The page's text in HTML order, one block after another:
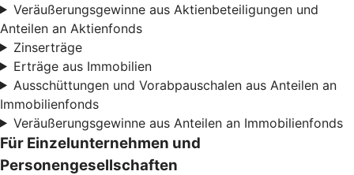
Veräußerungsgewinne aus Aktienbeteiligungen und
Anteilen an Aktienfonds
Zinserträge
Erträge aus Immobilien
Ausschüttungen und Vorabpauschalen aus Anteilen an
Immobilienfonds
Veräußerungsgewinne aus Anteilen an Immobilienfonds
Für Einzelunternehmen und
Personengesellschaften